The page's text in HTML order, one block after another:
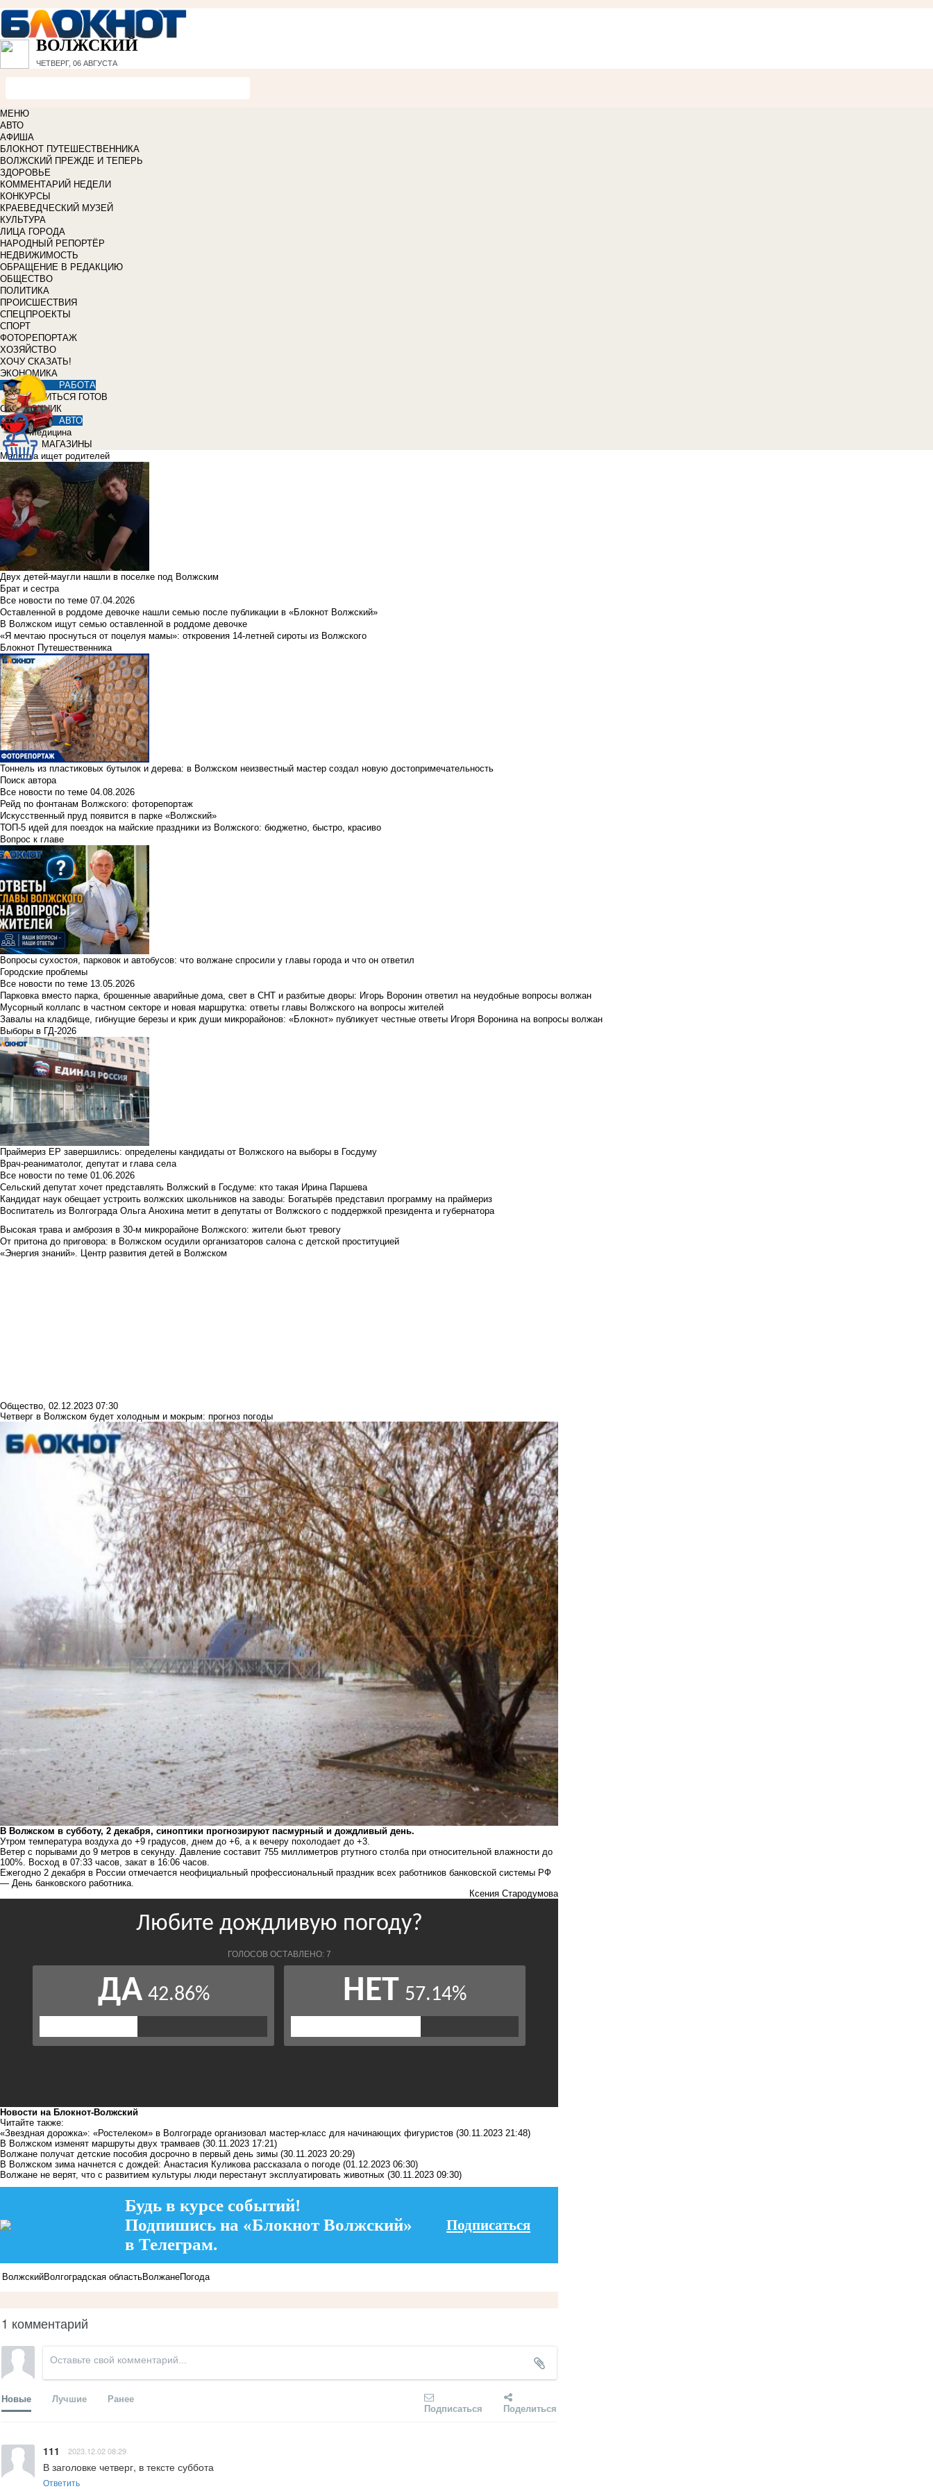
ВОЛЖСКИЙ
ЧЕТВЕРГ, 06 АВГУСТА
МЕНЮ
АВТО
АФИША
БЛОКНОТ ПУТЕШЕСТВЕННИКА
ВОЛЖСКИЙ ПРЕЖДЕ И ТЕПЕРЬ
ЗДОРОВЬЕ
КОММЕНТАРИЙ НЕДЕЛИ
КОНКУРСЫ
КРАЕВЕДЧЕСКИЙ МУЗЕЙ
КУЛЬТУРА
ЛИЦА ГОРОДА
НАРОДНЫЙ РЕПОРТЁР
НЕДВИЖИМОСТЬ
ОБРАЩЕНИЕ В РЕДАКЦИЮ
ОБЩЕСТВО
ПОЛИТИКА
ПРОИСШЕСТВИЯ
СПЕЦПРОЕКТЫ
СПОРТ
ФОТОРЕПОРТАЖ
ХОЗЯЙСТВО
ХОЧУ СКАЗАТЬ!
ЭКОНОМИКА
РАБОТА
УЧИТЬСЯ ГОТОВ
СПРАВОЧНИК
АВТО
Медицина
МАГАЗИНЫ
Малютка ищет родителей
Двух детей-маугли нашли в поселке под Волжским
Брат и сестра
Все новости по теме 07.04.2026
Оставленной в роддоме девочке нашли семью после публикации в «Блокнот Волжский»
В Волжском ищут семью оставленной в роддоме девочке
«Я мечтаю проснуться от поцелуя мамы»: откровения 14-летней сироты из Волжского
Блокнот Путешественника
Тоннель из пластиковых бутылок и дерева: в Волжском неизвестный мастер создал новую достопримечательность
Поиск автора
Все новости по теме 04.08.2026
Рейд по фонтанам Волжского: фоторепортаж
Искусственный пруд появится в парке «Волжский»
ТОП-5 идей для поездок на майские праздники из Волжского: бюджетно, быстро, красиво
Вопрос к главе
Вопросы сухостоя, парковок и автобусов: что волжане спросили у главы города и что он ответил
Городские проблемы
Все новости по теме 13.05.2026
Парковка вместо парка, брошенные аварийные дома, свет в СНТ и разбитые дворы: Игорь Воронин ответил на неудобные вопросы волжан
Мусорный коллапс в частном секторе и новая маршрутка: ответы главы Волжского на вопросы жителей
Завалы на кладбище, гибнущие березы и крик души микрорайонов: «Блокнот» публикует честные ответы Игоря Воронина на вопросы волжан
Выборы в ГД-2026
Праймериз ЕР завершились: определены кандидаты от Волжского на выборы в Госдуму
Врач-реаниматолог, депутат и глава села
Все новости по теме 01.06.2026
Сельский депутат хочет представлять Волжский в Госдуме: кто такая Ирина Паршева
Кандидат наук обещает устроить волжских школьников на заводы: Богатырёв представил программу на праймериз
Воспитатель из Волгограда Ольга Анохина метит в депутаты от Волжского с поддержкой президента и губернатора
Высокая трава и амброзия в 30‑м микрорайоне Волжского: жители бьют тревогу
От притона до приговора: в Волжском осудили организаторов салона с детской проституцией
«Энергия знаний». Центр развития детей в Волжском
Общество, 02.12.2023 07:30
Четверг в Волжском будет холодным и мокрым: прогноз погоды
В Волжском в субботу, 2 декабря, синоптики прогнозируют пасмурный и дождливый день.
Утром температура воздуха до +9 градусов, днем до +6, а к вечеру похолодает до +3.
Ветер с порывами до 9 метров в секунду. Давление составит 755 миллиметров ртутного столба при относительной влажности до
100%. Восход в 07:33 часов, закат в 16:06 часов.
Ежегодно 2 декабря в России отмечается неофициальный профессиональный праздник всех работников банковской системы РФ
— День банковского работника.
Ксения Стародумова
Новости на Блoкнoт-Волжский
Читайте также:
«Звездная дорожка»: «Ростелеком» в Волгограде организовал мастер-класс для начинающих фигуристов (30.11.2023 21:48)
В Волжском изменят маршруты двух трамваев (30.11.2023 17:21)
Волжане получат детские пособия досрочно в первый день зимы (30.11.2023 20:29)
В Волжском зима начнется с дождей: Анастасия Куликова рассказала о погоде (01.12.2023 06:30)
Волжане не верят, что с развитием культуры люди перестанут эксплуатировать животных (30.11.2023 09:30)
Будь в курсе событий!
Подпишись на «Блокнот Волжский»
в Телеграм.
Подписаться
ВолжскийВолгоградская областьВолжанеПогода
1 комментарий
Новые Лучшие Ранее
Подписаться Поделиться
111 2023.12.02 08:29
В заголовке четверг, в тексте суббота
Ответить